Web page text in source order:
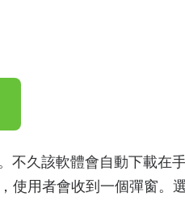
不久該軟體會自動下載在手
使用者會收到一個彈窗。